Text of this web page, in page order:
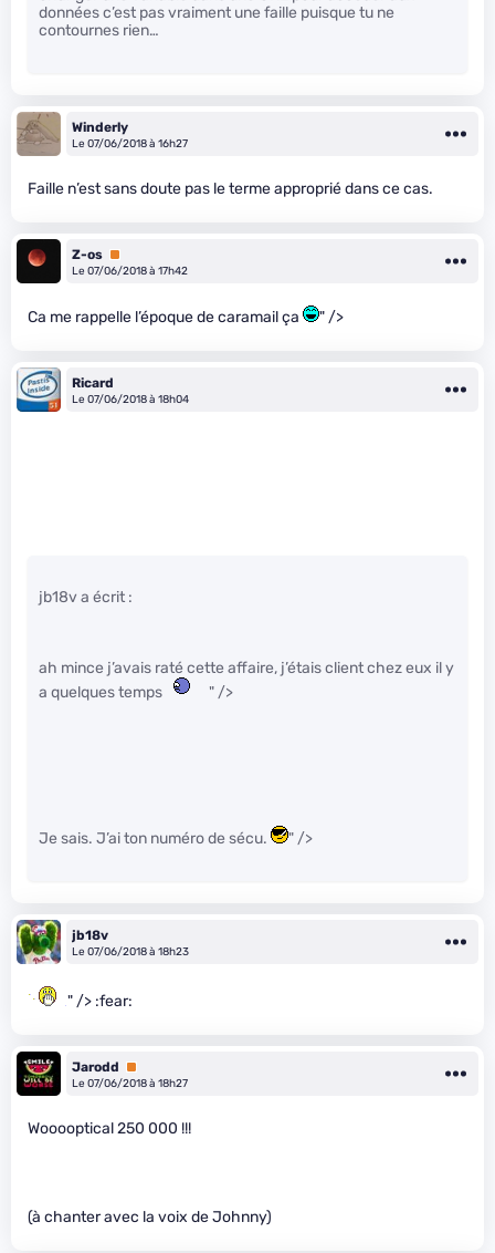
données c’est pas vraiment une faille puisque tu ne
contournes rien…
Winderly
Le 07/06/2018 à 16h27
Faille n’est sans doute pas le terme approprié dans ce cas.
Z-os Premium
Le 07/06/2018 à 17h42
Ca me rappelle l’époque de caramail ça " />
Ricard
Le 07/06/2018 à 18h04
jb18v a écrit :
ah mince j’avais raté cette affaire, j’étais client chez eux il y
a quelques temps
" />
Je sais. J’ai ton numéro de sécu. " />
jb18v
Le 07/06/2018 à 18h23
" /> :fear:
Jarodd
Premium
Le 07/06/2018 à 18h27
Wooooptical 250 000 !!!
(à chanter avec la voix de Johnny)